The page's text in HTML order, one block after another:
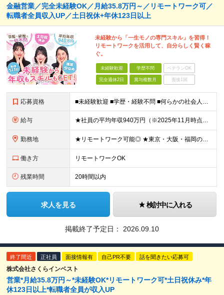
金融営業／完全未経験OK／月給35.8万円～／リモートワーク可／
転職者全員収入UP／土日祝休+年休123日以上
未経験から「一生モノの専門スキル」を習得！
リモートワークを活用して、自分らしく賢く稼
ぐ。
未経験歓迎 学歴不問 ベテランOK
完全週休2日 賞与複数月 面接1回
応募資格 ■未経験歓迎 ■学歴・経験不問 ■何らかの社会人経験がある方 ＜こんな方に向いています！＞ ・将来役立つ知識を⾝につけたい⽅ ・頑張った分評価されたい方 ・新しいことを学ぶのが好きな方 ・趣味
給与 ★社員の平均年収940万円（※2025年11月時点） ★転職者は全員収入アップを実現 ★入社半年で昇給した実績あり！ 月給35万8,000円～（固定残業代含む）＋インセンティブ ＋賞与（年2回）
勤務地 ★リモートワーク可能◎ ★東京・大阪・福岡の3拠点で募集中／ご希望の勤務地で配属します ★転勤なし ＜東京支店＞ 東京都港区三田1丁目4番28号 三田国際ビル2階 ＜大阪本社＞ 大阪府大阪市北区梅
働き方 リモートワークOK
残業時間 20時間以内
求人を見る 検討中に入れる
掲載終了予定日： 2026.09.10
終了間近 正社員 面接情報有 自己PR不要 話を聞きたい応募可
株式会社さくらインベスト
営業*月給35.8万円～*未経験OK*リモートワーク可*土日祝休み*年
休123日以上*転職者全員が収入UP